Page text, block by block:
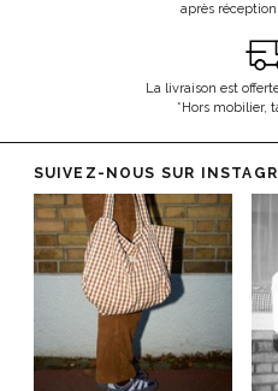
après réception
La livraison est
*Hors mobilier,
SUIVEZ-NOUS SUR